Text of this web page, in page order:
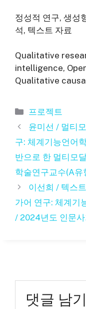
정성적 연구, 생성
석, 텍스트 자료
Qualitative
intelligence,
Qualitative
카
테
리
프로젝트
윤미선 / 멀티
구: 체계기능언어
반으로 한 멀티모
학술연구교수(A유
이선희 / 텍스
가어 연구: 체계기
/ 2024년도 인문
댓글 남